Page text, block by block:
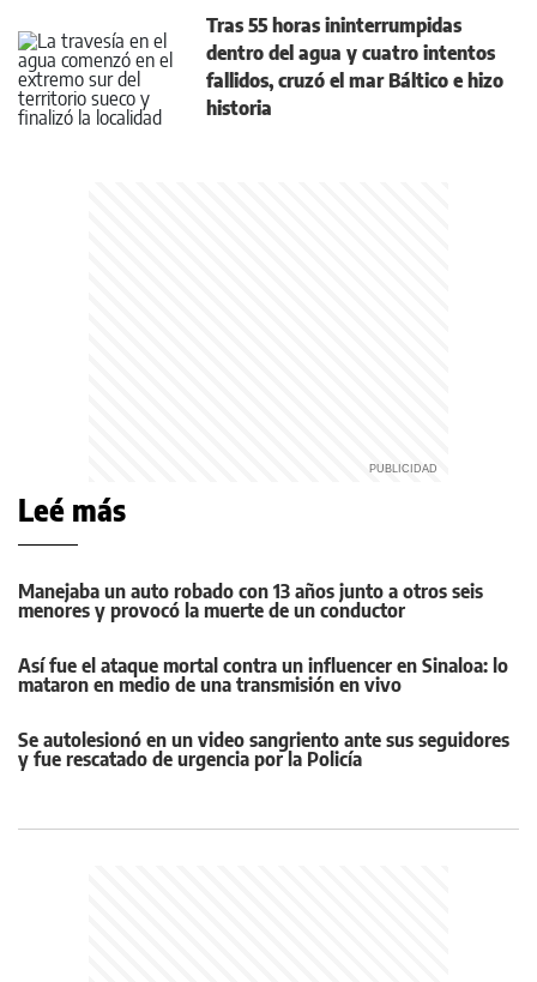
Tras 55 horas ininterrumpidas
dentro del agua y cuatro intentos
fallidos, cruzó el mar Báltico e hizo
historia
Leé más
Manejaba un auto robado con 13 años junto a otros seis
menores y provocó la muerte de un conductor
Así fue el ataque mortal contra un influencer en Sinaloa: lo
mataron en medio de una transmisión en vivo
Se autolesionó en un video sangriento ante sus seguidores
y fue rescatado de urgencia por la Policía